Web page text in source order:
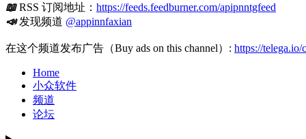
📖RSS 订阅地址： https://feeds.feedburner.com/apipnntgfeed
📣发现频道 @appinnfaxian
在这个频道发布广告（Buy ads on this channel）: https://telega.io/
Home
小众软件
频道
论坛